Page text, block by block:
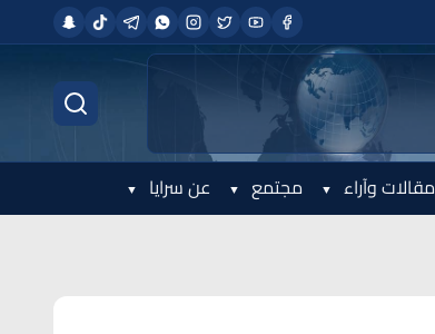
مقالات وآراء مجتمع عن سرايا